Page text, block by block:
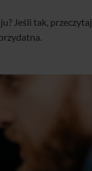
Jeśli tak, przeczytaj